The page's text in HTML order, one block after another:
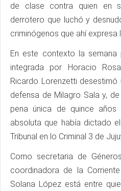
de clase contra quien en
derrotero que luchó y
criminógenos que ahí expresa
En este contexto la semana
integrada por Horacio
Ricardo Lorenzetti
defensa de Milagro Sala y,
pena única de quince años
absoluta que había dictado
Tribunal en lo Criminal 3 de
Como secretaria de
coordinadora de la
Solana López está entre